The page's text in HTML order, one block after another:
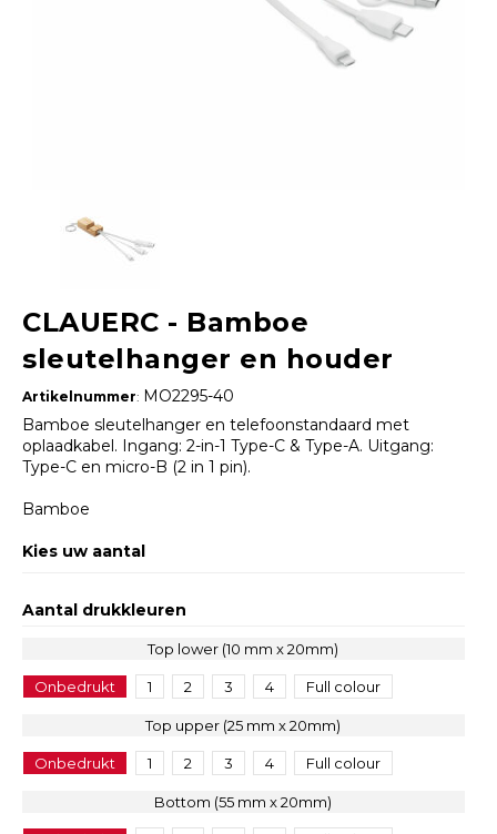
CLAUERC - Bamboe
sleutelhanger en houder
Artikelnummer: MO2295-40
Bamboe sleutelhanger en telefoonstandaard met
oplaadkabel. Ingang: 2-in-1 Type-C & Type-A. Uitgang:
Type-C en micro-B (2 in 1 pin).
Bamboe
Kies uw aantal
Aantal drukkleuren
Top lower (10 mm x 20mm)
Onbedrukt 1 2 3 4 Full colour
Top upper (25 mm x 20mm)
Onbedrukt 1 2 3 4 Full colour
Bottom (55 mm x 20mm)